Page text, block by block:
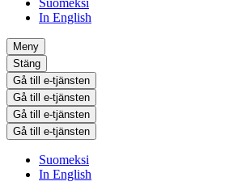
Suomeksi
In English
Meny
Stäng
Gå till e-tjänsten
Gå till e-tjänsten
Gå till e-tjänsten
Gå till e-tjänsten
Suomeksi
In English